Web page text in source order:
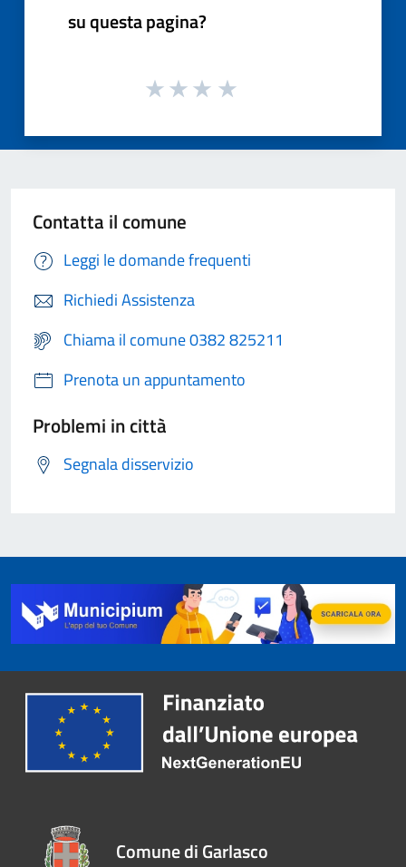
su questa pagina?
Contatta il comune
Leggi le domande frequenti
Richiedi Assistenza
Chiama il comune 0382 825211
Prenota un appuntamento
Problemi in città
Segnala disservizio
Comune di Garlasco